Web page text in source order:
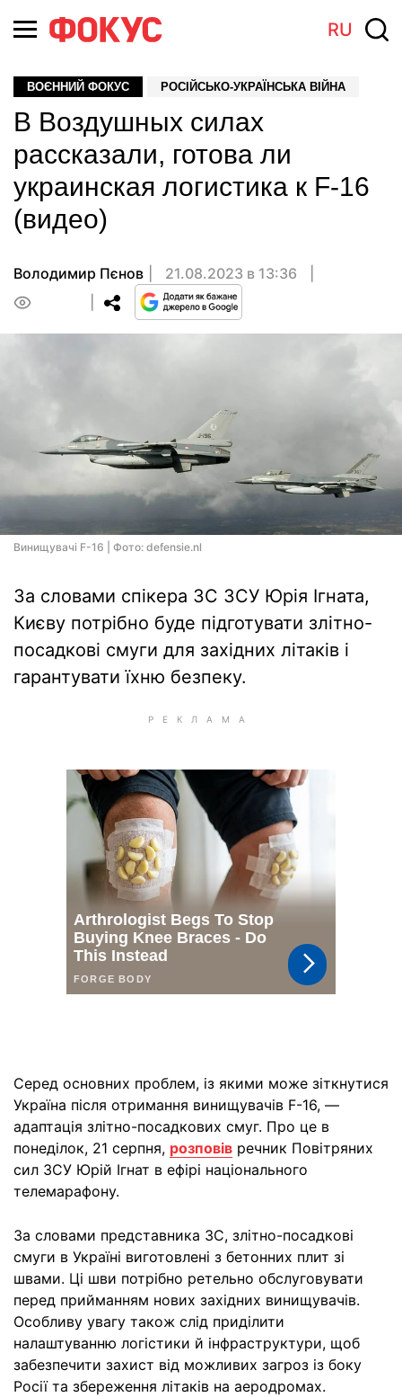
RU
ВОЄННИЙ ФОКУС РОСІЙСЬКО-УКРАЇНСЬКА ВІЙНА
В Воздушных силах
рассказали, готова ли
украинская логистика к F-16
(видео)
Володимир Пєнов
21.08.2023 в 13:36
Винищувачі F-16 | Фото: defensie.nl
За словами спікера ЗС ЗСУ Юрія Ігната,
Києву потрібно буде підготувати злітно-
посадкові смуги для західних літаків і
гарантувати їхню безпеку.
Серед основних проблем, із якими може зіткнутися
Україна після отримання винищувачів F-16, —
адаптація злітно-посадкових смуг. Про це в
понеділок, 21 серпня, розповів речник Повітряних
сил ЗСУ Юрій Ігнат в ефірі національного
телемарафону.
За словами представника ЗС, злітно-посадкові
смуги в Україні виготовлені з бетонних плит зі
швами. Ці шви потрібно ретельно обслуговувати
перед прийманням нових західних винищувачів.
Особливу увагу також слід приділити
налаштуванню логістики й інфраструктури, щоб
забезпечити захист від можливих загроз із боку
Росії та збереження літаків на аеродромах.